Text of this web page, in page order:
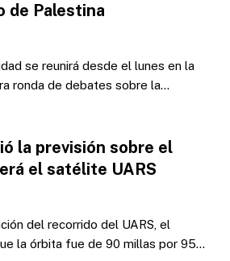
de Palestina
se reunirá desde el lunes en la
ronda de debates sobre la…
la previsión sobre el
el satélite UARS
del recorrido del UARS, el
la órbita fue de 90 millas por 95…